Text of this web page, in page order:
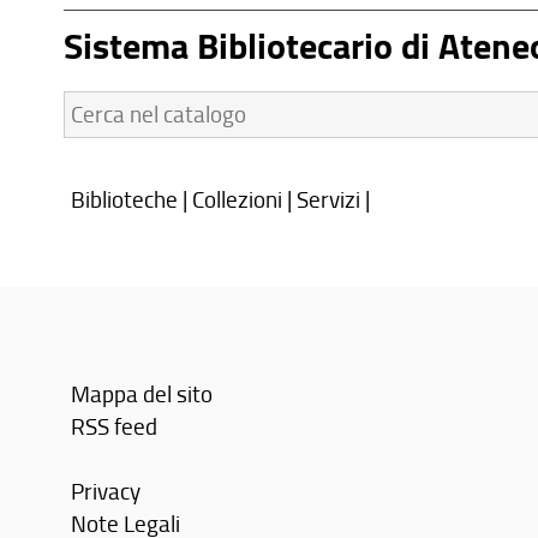
Sistema Bibliotecario di
Cerca
nel
Biblioteche | Collezioni | Servizi |
Mappa del sito
RSS feed
Privacy
Note Legali